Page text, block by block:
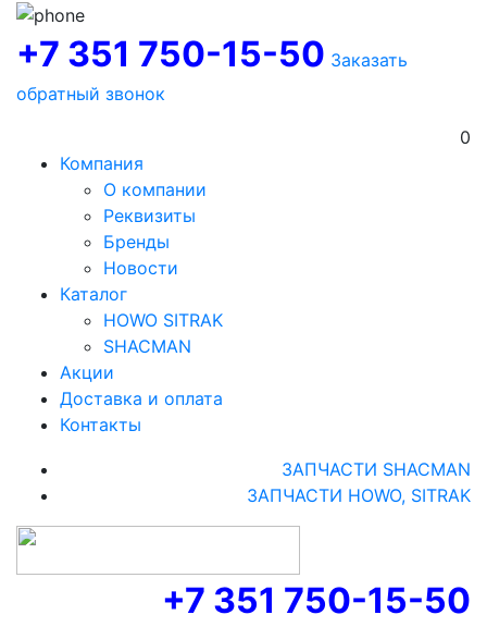
+7 351 750-15-50 Заказать
обратный звонок
0
Компания
О компании
Реквизиты
Бренды
Новости
Каталог
HOWO SITRAK
SHACMAN
Акции
Доставка и оплата
Контакты
ЗАПЧАСТИ SHACMAN
ЗАПЧАСТИ HOWO, SITRAK
+7 351 750-15-50